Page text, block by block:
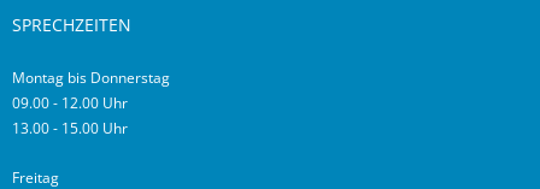
SPRECHZEITEN
Montag bis Donnerstag
09.00 - 12.00 Uhr
13.00 - 15.00 Uhr
Freitag